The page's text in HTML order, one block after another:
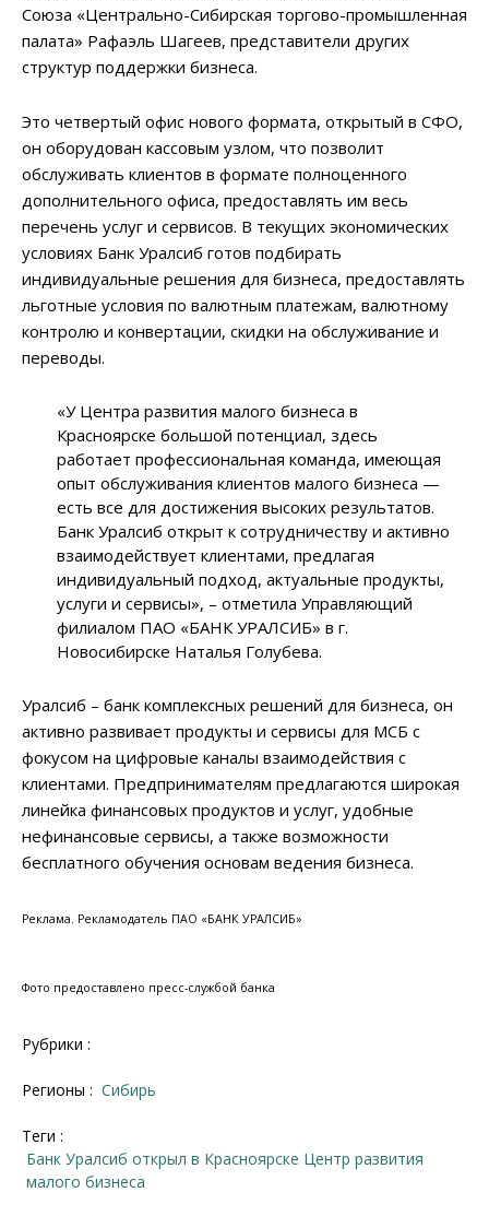
Союза «Центрально-Сибирская торгово-промышленная
палата» Рафаэль Шагеев, представители других
структур поддержки бизнеса.
Это четвертый офис нового формата, открытый в СФО,
он оборудован кассовым узлом, что позволит
обслуживать клиентов в формате полноценного
дополнительного офиса, предоставлять им весь
перечень услуг и сервисов. В текущих экономических
условиях Банк Уралсиб готов подбирать
индивидуальные решения для бизнеса, предоставлять
льготные условия по валютным платежам, валютному
контролю и конвертации, скидки на обслуживание и
переводы.
«У Центра развития малого бизнеса в
Красноярске большой потенциал, здесь
работает профессиональная команда, имеющая
опыт обслуживания клиентов малого бизнеса —
есть все для достижения высоких результатов.
Банк Уралсиб открыт к сотрудничеству и активно
взаимодействует клиентами, предлагая
индивидуальный подход, актуальные продукты,
услуги и сервисы», – отметила Управляющий
филиалом ПАО «БАНК УРАЛСИБ» в г.
Новосибирске Наталья Голубева.
Уралсиб – банк комплексных решений для бизнеса, он
активно развивает продукты и сервисы для МСБ с
фокусом на цифровые каналы взаимодействия с
клиентами. Предпринимателям предлагаются широкая
линейка финансовых продуктов и услуг, удобные
нефинансовые сервисы, а также возможности
бесплатного обучения основам ведения бизнеса.
Реклама. Рекламодатель ПАО «БАНК УРАЛСИБ»
Фото предоставлено пресс-службой банка
Рубрики :
Регионы : Сибирь
Теги :
Банк Уралсиб открыл в Красноярске Центр развития
малого бизнеса